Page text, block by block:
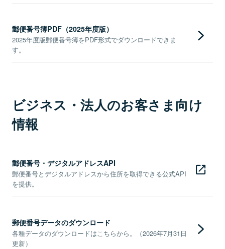
郵便番号簿PDF（2025年度版）
2025年度版郵便番号簿をPDF形式でダウンロードできま
す。
ビジネス・法人のお客さま向け
情報
郵便番号・デジタルアドレスAPI
郵便番号とデジタルアドレスから住所を取得できる公式API
を提供。
郵便番号データのダウンロード
各種データのダウンロードはこちらから。（2026年7月31日
更新）